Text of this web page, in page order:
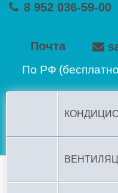
8 952 036-59-00
Почта
По РФ